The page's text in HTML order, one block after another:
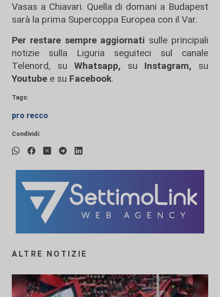
Vasas a Chiavari. Quella di domani a Budapest
sarà la prima Supercoppa Europea con il Var.
Per restare sempre aggiornati sulle principali
notizie sulla Liguria seguiteci sul canale
Telenord, su
Whatsapp, su Instagram, su
Youtube e su Facebook.
Tags:
pro recco
Condividi:
ALTRE NOTIZIE